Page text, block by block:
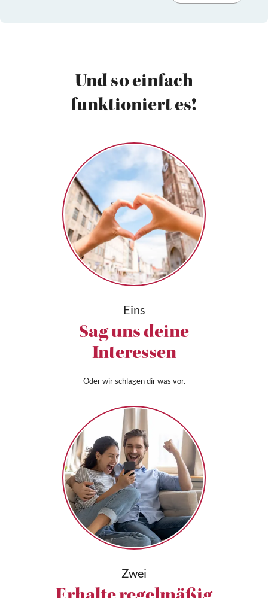
Und so einfach
funktioniert es!
Eins
Sag uns deine
Interessen
Oder wir schlagen dir was vor.
Zwei